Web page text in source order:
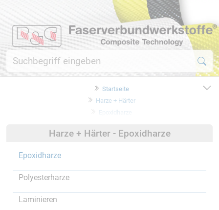
Startseite
Harze + Härter
Epoxidharze
Harze + Härter - Epoxidharze
Epoxidharze
Polyesterharze
Laminieren